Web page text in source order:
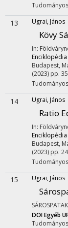
Tudományos
13 Ugrai, János
Kövy
In:
Enciklopédia
Budapest,
(2023) pp.
Tudományos
14 Ugrai, János
Ratio
In:
Enciklopédia
Budapest,
(2023) pp.
Tudományos
15 Ugrai, János
DOIEgyéb
Tudományos